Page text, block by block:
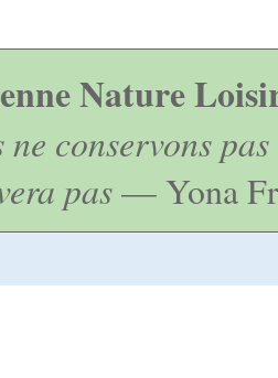
Nature
ne conservons
pas— Yona